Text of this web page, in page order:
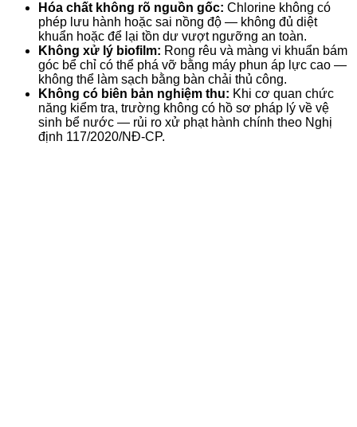
Hóa chất không rõ nguồn gốc: Chlorine không có
phép lưu hành hoặc sai nồng độ — không đủ diệt
khuẩn hoặc để lại tồn dư vượt ngưỡng an toàn.
Không xử lý biofilm: Rong rêu và màng vi khuẩn bám
góc bể chỉ có thể phá vỡ bằng máy phun áp lực cao —
không thể làm sạch bằng bàn chải thủ công.
Không có biên bản nghiệm thu: Khi cơ quan chức
năng kiểm tra, trường không có hồ sơ pháp lý về vệ
sinh bể nước — rủi ro xử phạt hành chính theo Nghị
định 117/2020/NĐ-CP.